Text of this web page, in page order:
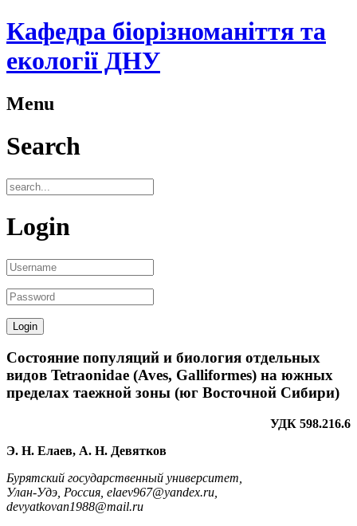
Кафедра біорізноманіття та
екології ДНУ
Menu
Search
Login
Состояние популяций и биология отдельных
видов Tetraonidae (Aves, Galliformes) на южных
пределах таежной зоны (юг Восточной Сибири)
УДК 598.216.6
Э. Н. Елаев, А. Н. Девятков
Бурятский государственный университет,
Улан-Удэ, Россия, elaev967@yandex.ru,
devyatkovan1988@mail.ru